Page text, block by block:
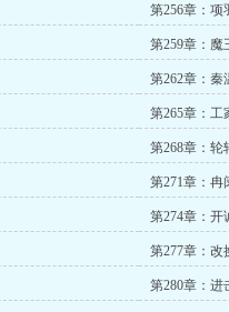
第256章：项
第259章：魔
第262章：秦
第265章：工
第268章：轮
第271章：冉
第274章：开
第277章：改
第280章：进